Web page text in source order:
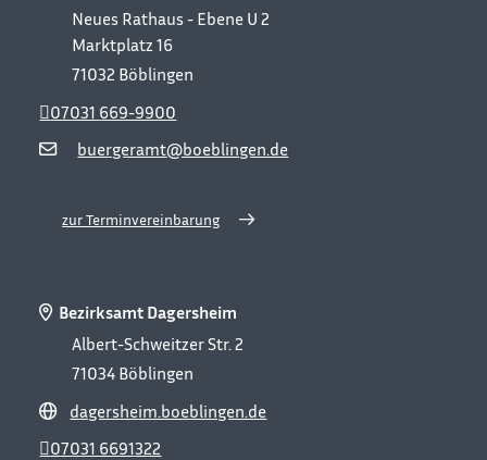
Neues Rathaus - Ebene U 2
Marktplatz 16
71032 Böblingen
buergeramt@boeblingen.de
07031 669-9900
zur Terminvereinbarung
Bezirksamt Dagersheim
Albert-Schweitzer Str. 2
71034 Böblingen
dagersheim.boeblingen.de
07031 6691322